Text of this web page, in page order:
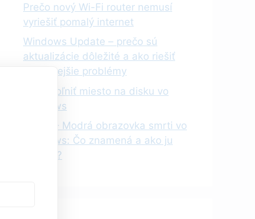
Prečo nový Wi-Fi router nemusí
vyriešiť pomalý internet
Windows Update – prečo sú
aktualizácie dôležité a ako riešiť
najčastejšie problémy
Ako uvoľniť miesto na disku vo
Windows
BSOD – Modrá obrazovka smrti vo
Windows: Čo znamená a ako ju
vyriešiť?